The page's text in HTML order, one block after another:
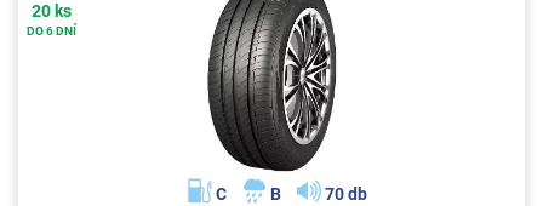
20 ks
DO 6 DNÍ
C B 70 db